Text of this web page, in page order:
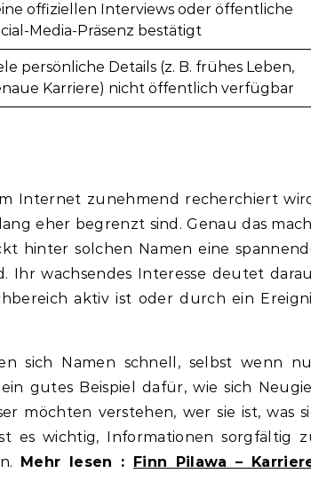
offiziellen Interviews oder öffentliche
Media-Präsenz bestätigt
persönliche Details (z. B. frühes Leben,
Karriere) nicht öffentlich verfügbar
Internet zunehmend recherchiert
eher begrenzt sind. Genau das
hinter solchen Namen eine
Ihr wachsendes Interesse deutet
aktiv ist oder durch ein
sich Namen schnell, selbst wenn
gutes Beispiel dafür, wie sich
möchten verstehen, wer sie ist, was
es wichtig, Informationen sorgfältig
Mehr lesen :
Finn Pilawa –